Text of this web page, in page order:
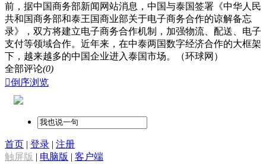
前，据中国商务部新闻网站消息，中国与泰国签署《中华人民
共和国商务部和泰王国商业部关于电子商务合作的谅解备忘
录》，双方将建立电子商务合作机制，加强物流、配送、电子
支付等领域合作。近年来，在中泰两国数字经济合作的大框架
下，越来越多的中国企业进入泰国市场。（环球网）
全部评论(0)
倒序浏览
首页 | 登录 | 注册
触屏版 | 电脑版 | 客户端